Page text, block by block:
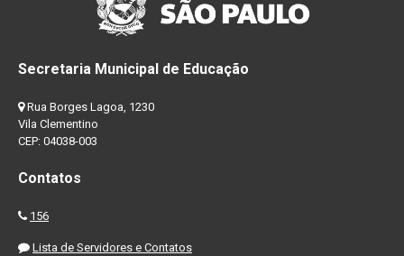
Secretaria Municipal de Educação
Rua Borges Lagoa, 1230
Vila Clementino
CEP: 04038-003
Contatos
156
Lista de Servidores e Contatos